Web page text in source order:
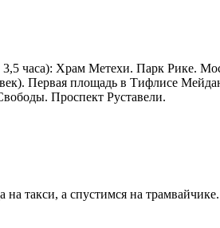
3,5 часа): Храм Метехи. Парк Рике.
Первая площадь в Тифлисе
Проспект Руставели.
такси, а спустимся на